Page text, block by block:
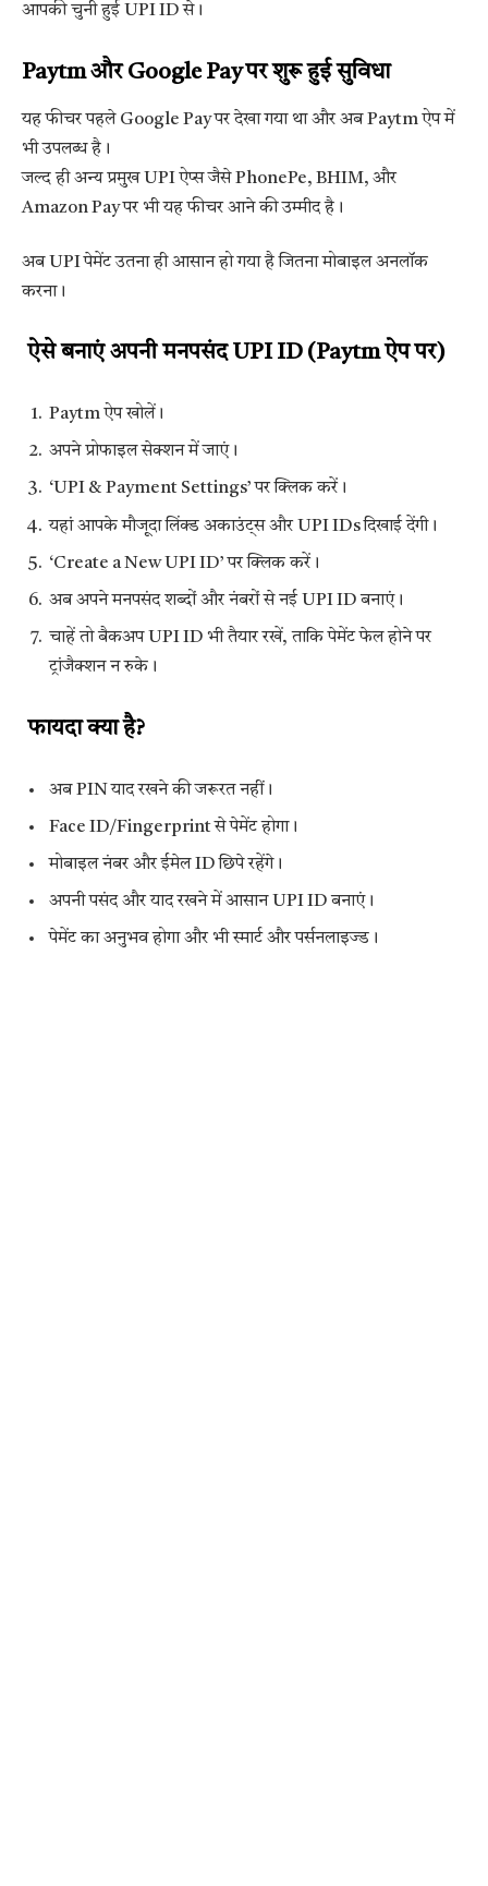
आपकी चुनी हुई UPI ID से।
Paytm और Google Pay पर शुरू हुई सुविधा
यह फीचर पहले Google Pay पर देखा गया था और अब Paytm ऐप में
भी उपलब्ध है।
जल्द ही अन्य प्रमुख UPI ऐप्स जैसे PhonePe, BHIM, और
Amazon Pay पर भी यह फीचर आने की उम्मीद है।
अब UPI पेमेंट उतना ही आसान हो गया है जितना मोबाइल अनलॉक
करना।
ऐसे बनाएं अपनी मनपसंद UPI ID (Paytm ऐप पर)
Paytm ऐप खोलें।
अपने प्रोफाइल सेक्शन में जाएं।
‘UPI & Payment Settings’ पर क्लिक करें।
यहां आपके मौजूदा लिंक्ड अकाउंट्स और UPI IDs दिखाई देंगी।
‘Create a New UPI ID’ पर क्लिक करें।
अब अपने मनपसंद शब्दों और नंबरों से नई UPI ID बनाएं।
चाहें तो बैकअप UPI ID भी तैयार रखें, ताकि पेमेंट फेल होने पर
ट्रांजैक्शन न रुके।
फायदा क्या है?
अब PIN याद रखने की जरूरत नहीं।
Face ID/Fingerprint से पेमेंट होगा।
मोबाइल नंबर और ईमेल ID छिपे रहेंगे।
अपनी पसंद और याद रखने में आसान UPI ID बनाएं।
पेमेंट का अनुभव होगा और भी स्मार्ट और पर्सनलाइज्ड।